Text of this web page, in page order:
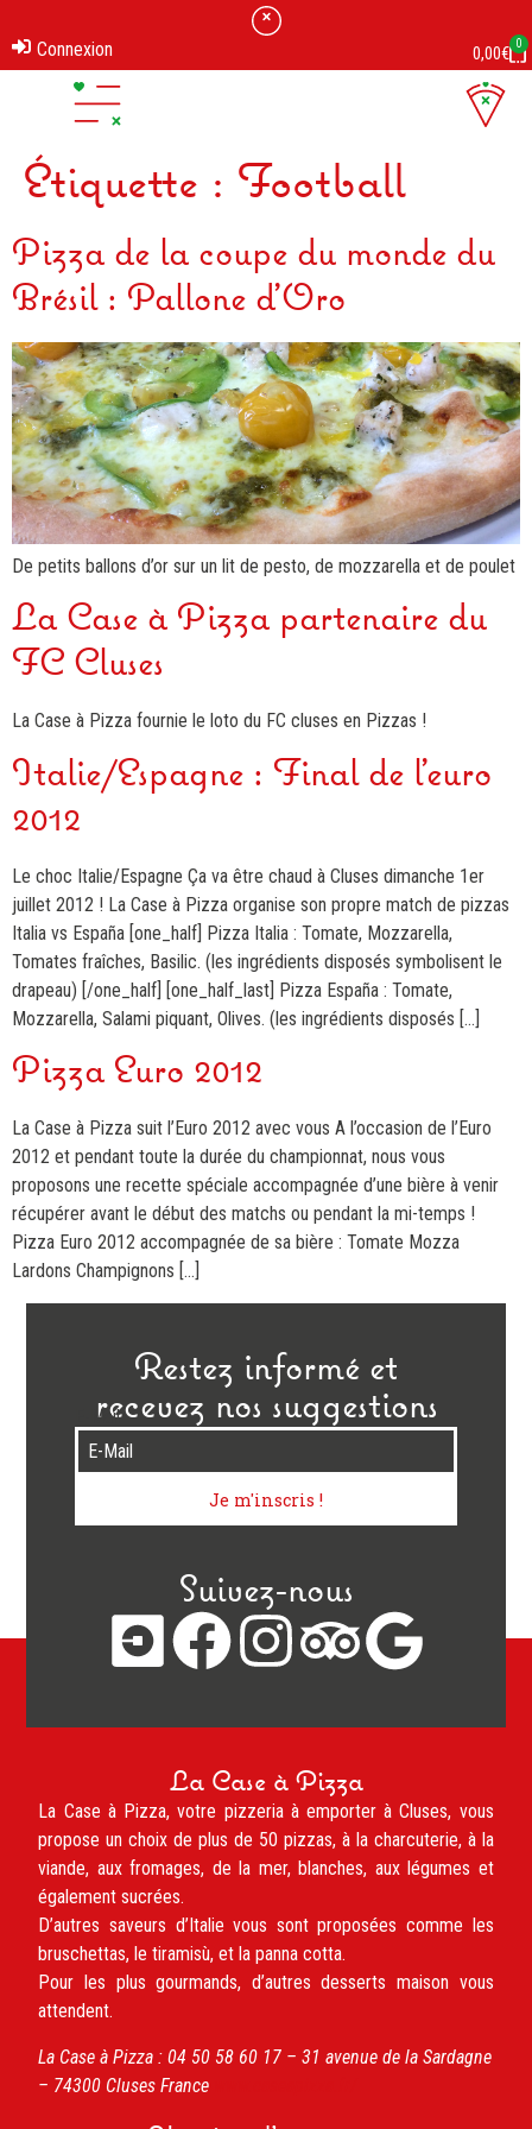
Connexion 0,00€ 0
Étiquette : Football
Pizza de la coupe du monde du
Brésil : Pallone d'Oro
De petits ballons d’or sur un lit de pesto, de mozzarella et de poulet
La Case à Pizza partenaire du
FC Cluses
La Case à Pizza fournie le loto du FC cluses en Pizzas !
Italie/Espagne : Final de l'euro
2012
Le choc Italie/Espagne Ça va être chaud à Cluses dimanche 1er
juillet 2012 ! La Case à Pizza organise son propre match de pizzas
Italia vs España [one_half] Pizza Italia : Tomate, Mozzarella,
Tomates fraîches, Basilic. (les ingrédients disposés symbolisent le
drapeau) [/one_half] [one_half_last] Pizza España : Tomate,
Mozzarella, Salami piquant, Olives. (les ingrédients disposés […]
Pizza Euro 2012
La Case à Pizza suit l’Euro 2012 avec vous A l’occasion de l’Euro
2012 et pendant toute la durée du championnat, nous vous
proposons une recette spéciale accompagnée d’une bière à venir
récupérer avant le début des matchs ou pendant la mi-temps !
Pizza Euro 2012 accompagnée de sa bière : Tomate Mozza
Lardons Champignons […]
Restez informé et
recevez nos suggestions
E-Mail
Je m'inscris !
Suivez-nous
La Case à Pizza
La Case à Pizza, votre pizzeria à emporter à Cluses, vous
propose un choix de plus de 50 pizzas, à la charcuterie, à la
viande, aux fromages, de la mer, blanches, aux légumes et
également sucrées.
D’autres saveurs d’Italie vous sont proposées comme les
bruschettas, le tiramisù, et la panna cotta.
Pour les plus gourmands, d’autres desserts maison vous
attendent.
La Case à Pizza :04 50 58 60 17 –31 avenue de la Sardagne
– 74300 Cluses France